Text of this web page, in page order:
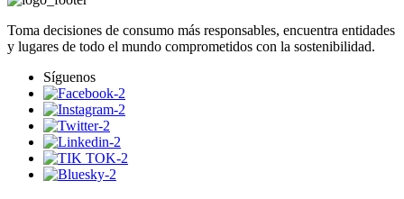
Toma decisiones de consumo más responsables, encuentra entidades
y lugares de todo el mundo comprometidos con la sostenibilidad.
Síguenos